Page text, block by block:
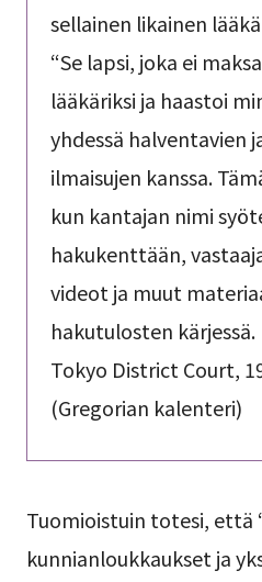
sellainen likainen
“Se lapsi, joka ei
lääkäriksi ja haastoi
yhdessä halventavien
ilmaisujen kanssa.
kun kantajan nimi
hakukenttään,
videot ja muut
hakutulosten kärjessä.
Tokyo District Court,
(Gregorian kalenteri)
Tuomioistuin totesi, että
kunnianloukkaukset ja